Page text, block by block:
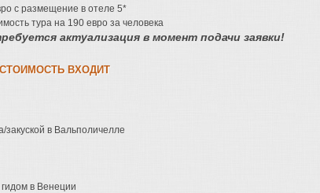
с размещение в отеле 5*
тура на 190 eвро за человека
актуализация в момент подачи заявки!
ВХОДИТ
закуской в Вальполичелле
в Венеции